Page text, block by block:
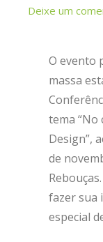
Deixe um
O evento
massa
tema
Design”,
de
fazer sua
especial